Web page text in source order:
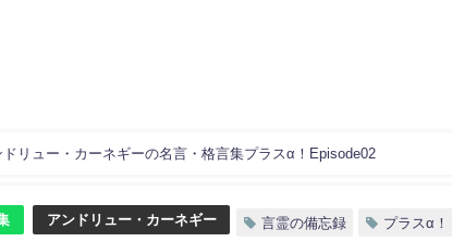
ドリュー・カーネギーの名言・格言集プラスα！Episode02
アンドリュー・カーネギー 言霊の備忘録 プラスα！